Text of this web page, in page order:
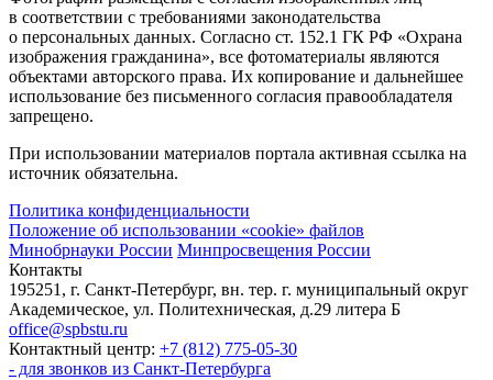
в соответствии с требованиями законодательства
о персональных данных. Согласно ст. 152.1 ГК РФ «Охрана
изображения гражданина», все фотоматериалы являются
объектами авторского права. Их копирование и дальнейшее
использование без письменного согласия правообладателя
запрещено.
При использовании материалов портала активная ссылка на
источник обязательна.
Политика конфиденциальности
Положение об использовании «cookie» файлов
Минобрнауки России Минпросвещения России
Контакты
195251, г. Санкт-Петербург, вн. тер. г. муниципальный округ
Академическое, ул. Политехническая, д.29 литера Б
office@spbstu.ru
Контактный центр: +7 (812) 775-05-30
- для звонков из Санкт-Петербурга